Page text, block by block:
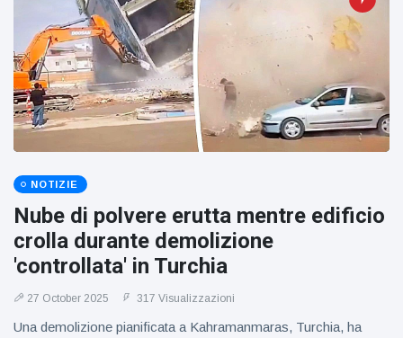
NOTIZIE
Nube di polvere erutta mentre edificio
crolla durante demolizione
'controllata' in Turchia
27 October 2025 317 Visualizzazioni
Una demolizione pianificata a Kahramanmaras, Turchia, ha